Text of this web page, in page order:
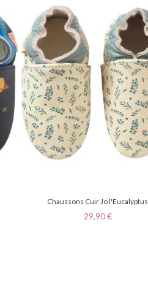
Chaussons Cuir Jo l'Eucalyptus
Prix
29,90 €